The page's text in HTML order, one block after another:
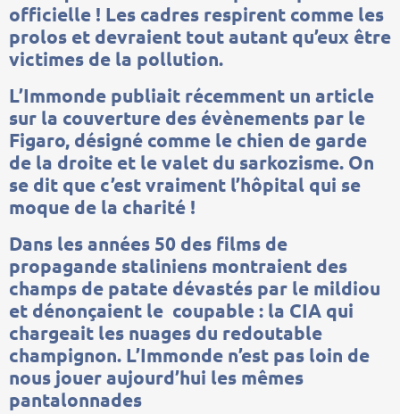
officielle ! Les cadres respirent comme les
prolos et devraient tout autant qu’eux être
victimes de la pollution.
L’Immonde publiait récemment un article
sur la couverture des évènements par le
Figaro, désigné comme le chien de garde
de la droite et le valet du sarkozisme. On
se dit que c’est vraiment l’hôpital qui se
moque de la charité !
Dans les années 50 des films de
propagande staliniens montraient des
champs de patate dévastés par le mildiou
et dénonçaient le coupable : la CIA qui
chargeait les nuages du redoutable
champignon. L’Immonde n’est pas loin de
nous jouer aujourd’hui les mêmes
pantalonnades